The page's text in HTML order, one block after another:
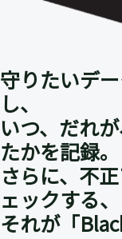
守りたいデ
し、
いつ、だれ
たかを記録。
さらに、不
ェックする、
それが「